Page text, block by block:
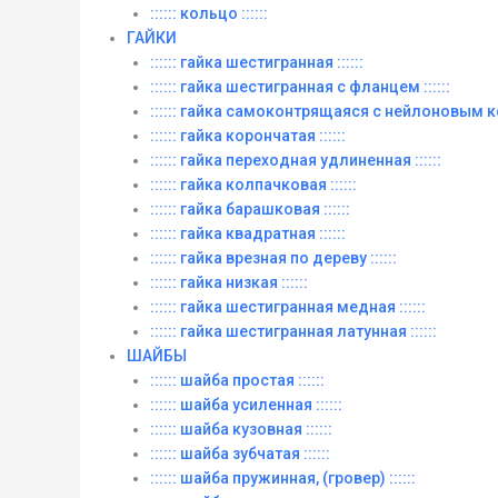
:::::: кольцо ::::::
ГАЙКИ
:::::: гайка шестигранная ::::::
:::::: гайка шестигранная с фланцем ::::::
:::::: гайка самоконтрящаяся с нейлоновым
:::::: гайка корончатая ::::::
:::::: гайка переходная удлиненная ::::::
:::::: гайка колпачковая ::::::
:::::: гайка барашковая ::::::
:::::: гайка квадратная ::::::
:::::: гайка врезная по дереву ::::::
:::::: гайка низкая ::::::
:::::: гайка шестигранная медная ::::::
:::::: гайка шестигранная латунная ::::::
ШАЙБЫ
:::::: шайба простая ::::::
:::::: шайба усиленная ::::::
:::::: шайба кузовная ::::::
:::::: шайба зубчатая ::::::
:::::: шайба пружинная, (гровер) ::::::